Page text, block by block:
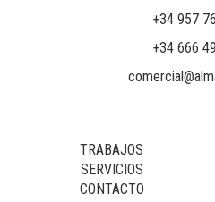
+34 957
+34 666
TRABAJOS
SERVICIOS
CONTACTO